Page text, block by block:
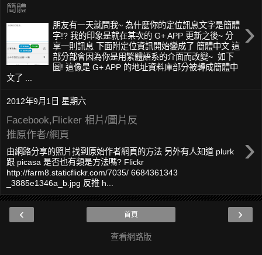
簡體
›
朋友有一天就問我~ 為什麼你的定位訊息文字是簡體
字!? 我的印象是就在某次的 G+ APP 更新之後~ 分
享一則訊息 下面附定位資訊開始變成了 簡體中文 這
部分部會因為你是用繁體語系的介面而改變~ 如下
圖! 這像是 G+ APP 的地址資料庫部分被轉成簡體中
文了 ...
2012年9月1日 星期六
Facebook,Flicker 相片/圖片反
推原作者/網頁
›
由網路分享的照片找到原始作者網頁的方法 另外有人知道 plurk
跟 picasa 是否也有類是方法嗎? Flickr
http://farm8.staticflickr.com/7035/ 6684361343
_3885e1346a_b.jpg 反推 h...
‹ ›
首頁
查看網路版